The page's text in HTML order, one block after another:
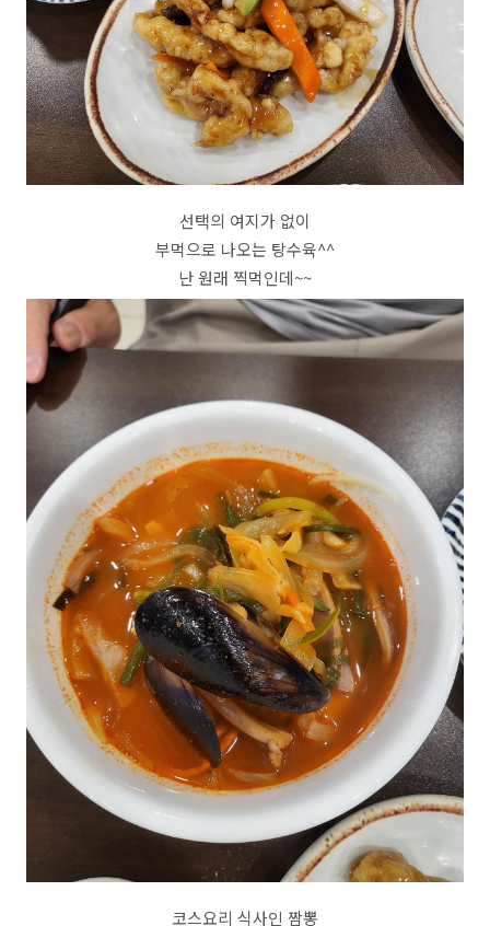
선택의 여지가 없이
부먹으로 나오는 탕수육^^
난 원래 찍먹인데~~
코스요리 식사인 짬뽕